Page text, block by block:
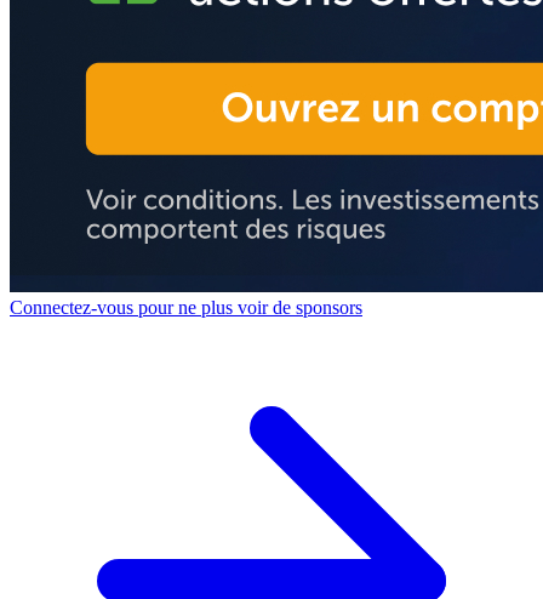
Connectez-vous pour ne plus voir de sponsors